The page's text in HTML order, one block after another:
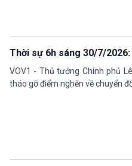
Thời sự 6h sáng 30/7/
VOV1 - Thủ tướng Chính phủ
tháo gỡ điểm nghẽn về chuyển